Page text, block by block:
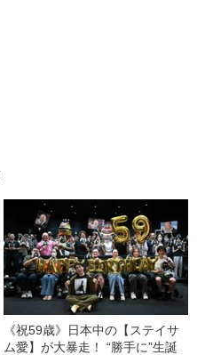
《祝59歳》日本中の【ステイサ
ム愛】が大暴走！ “勝手に”生誕